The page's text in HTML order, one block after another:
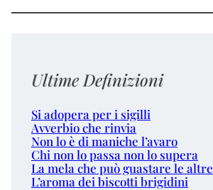
Ultime Definizioni
Si adopera per i sigilli
Avverbio che rinvia
Non lo è di maniche l’avaro
Chi non lo passa non lo supera
La mela che può guastare le altre
L’aroma dei biscotti brigidini